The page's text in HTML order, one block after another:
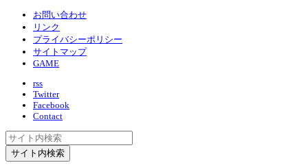
お問い合わせ
リンク
プライバシーポリシー
サイトマップ
GAME
rss
Twitter
Facebook
Contact